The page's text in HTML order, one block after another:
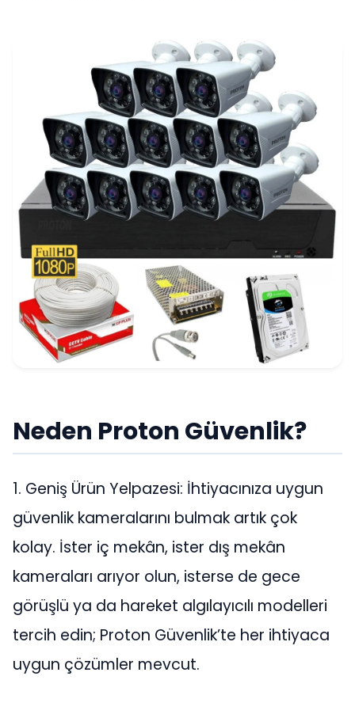
Neden Proton Güvenlik?
1. Geniş Ürün Yelpazesi: İhtiyacınıza uygun
güvenlik kameralarını bulmak artık çok
kolay. İster iç mekân, ister dış mekân
kameraları arıyor olun, isterse de gece
görüşlü ya da hareket algılayıcılı modelleri
tercih edin; Proton Güvenlik’te her ihtiyaca
uygun çözümler mevcut.